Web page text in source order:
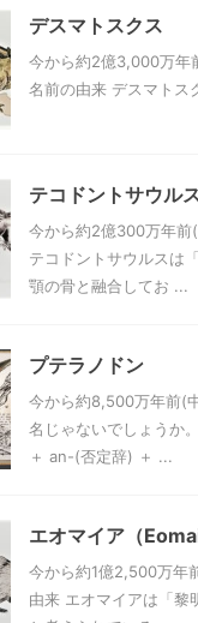
デスマトスクス
今から約2億3,000万年
名前の由来 デスマト
テコドントサウル
今から約2億300万年
テコドントサウルスは
顎の骨と融合してお ...
プテラノドン
今から約8,500万年前(
名じゃないでしょうか
＋ an-(否定辞) ＋ ...
エオマイア（
今から約1億2,500万年
由来 エオマイアは「黎